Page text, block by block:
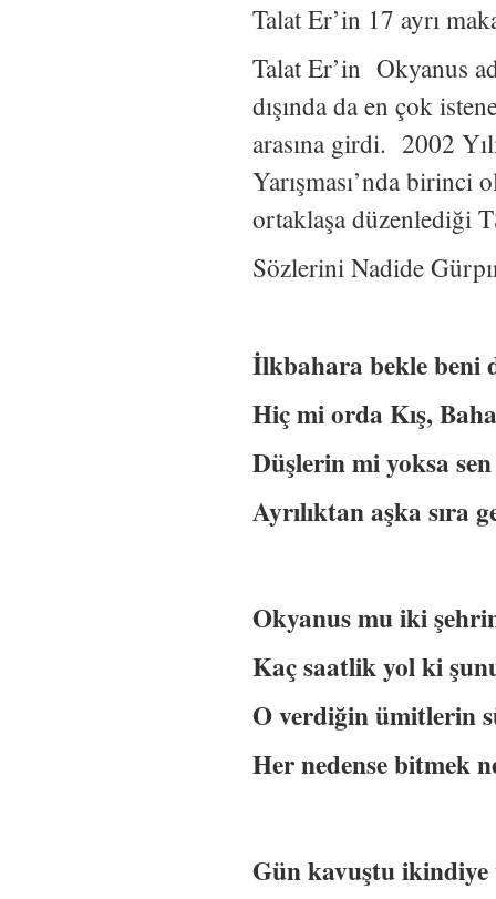
Talat Er’in 17 ayrı
Talat Er’in Okyanus
dışında da en çok
arasına girdi. 2002
Yarışması’nda birinci
ortaklaşa düzenlediği
Sözlerini Nadide
İlkbahara bekle beni
Hiç mi orda Kış,
Düşlerin mi yoksa
Ayrılıktan aşka
Okyanus mu iki
Kaç saatlik yol ki
O verdiğin ümitlerin
Her nedense
Gün kavuştu